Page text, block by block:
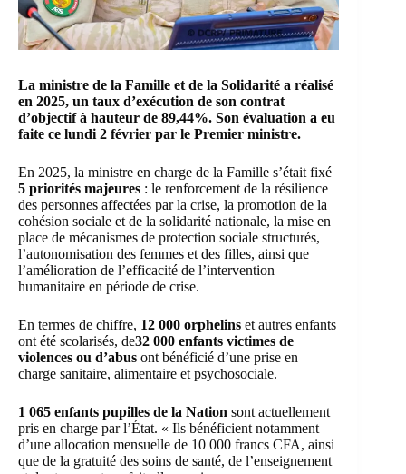
La ministre de la Famille et de la Solidarité a réalisé
en 2025, un taux d’exécution de son contrat
d’objectif à hauteur de 89,44%. Son évaluation a eu
faite ce lundi 2 février par le Premier ministre.
En 2025, la ministre en charge de la Famille s’était fixé
5 priorités majeures : le renforcement de la résilience
des personnes affectées par la crise, la promotion de la
cohésion sociale et de la solidarité nationale, la mise en
place de mécanismes de protection sociale structurés,
l’autonomisation des femmes et des filles, ainsi que
l’amélioration de l’efficacité de l’intervention
humanitaire en période de crise.
En termes de chiffre, 12 000 orphelins et autres enfants
ont été scolarisés, de32 000 enfants victimes de
violences ou d’abus ont bénéficié d’une prise en
charge sanitaire, alimentaire et psychosociale.
1 065 enfants pupilles de la Nation sont actuellement
pris en charge par l’État. « Ils bénéficient notamment
d’une allocation mensuelle de 10 000 francs CFA, ainsi
que de la gratuité des soins de santé, de l’enseignement